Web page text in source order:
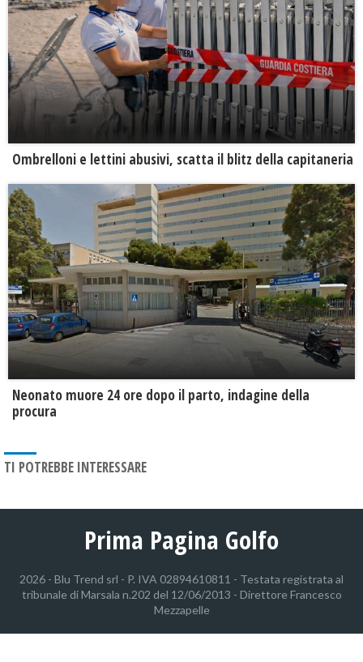
Ombrelloni e lettini abusivi, scatta il blitz della capitaneria
Neonato muore 24 ore dopo il parto, indagine della
procura
TI POTREBBE INTERESSARE
Prima Pagina Golfo
2026 - Blu Trend srl - P. IVA 02894610811 - Testata registrata al
tribunale di Marsala n.202 del 12/06/2013 - Direttore Francesco
Mezzapelle